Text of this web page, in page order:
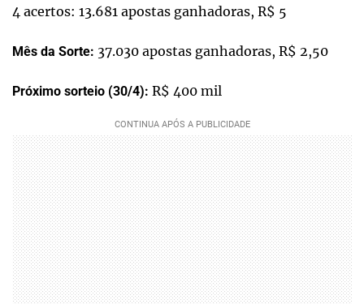
4 acertos: 13.681 apostas ganhadoras, R$ 5
Mês da Sorte: 37.030 apostas ganhadoras, R$ 2,50
Próximo sorteio (30/4): R$ 400 mil